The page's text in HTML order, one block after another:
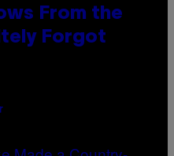
From the
Forgot